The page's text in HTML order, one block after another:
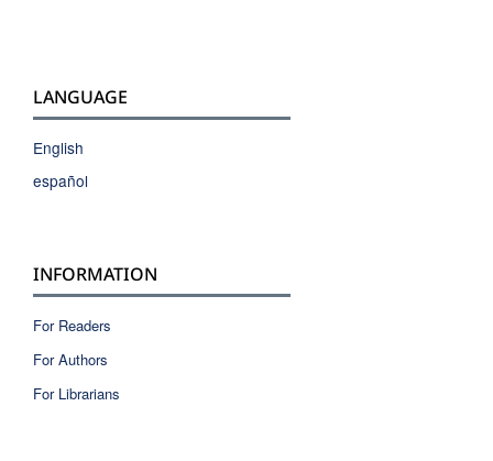
LANGUAGE
English
español
INFORMATION
For Readers
For Authors
For Librarians